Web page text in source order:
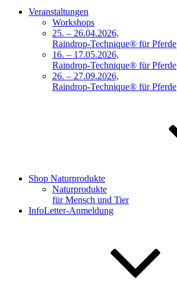
Veranstaltungen
Workshops
25. – 26.04.2026,
Raindrop-Technique® für Pferde
16. – 17.05.2026,
Raindrop-Technique® für Pferde
26. – 27.09.2026,
Raindrop-Technique® für Pferde
Shop Naturprodukte
Naturprodukte
für Mensch und Tier
InfoLetter-Anmeldung